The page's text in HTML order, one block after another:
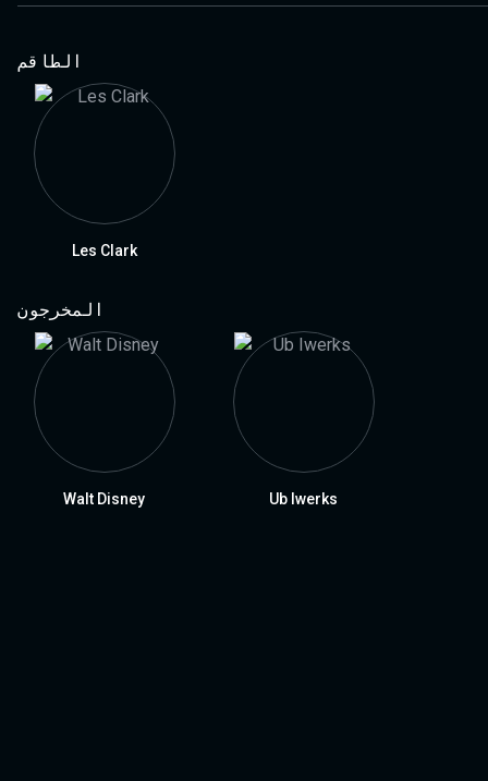
الطاقم
Les Clark
المخرجون
Walt Disney Ub Iwerks